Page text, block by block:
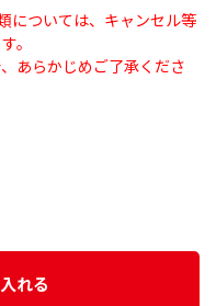
については、キャンセル等
。
あらかじめご了承くださ
れる